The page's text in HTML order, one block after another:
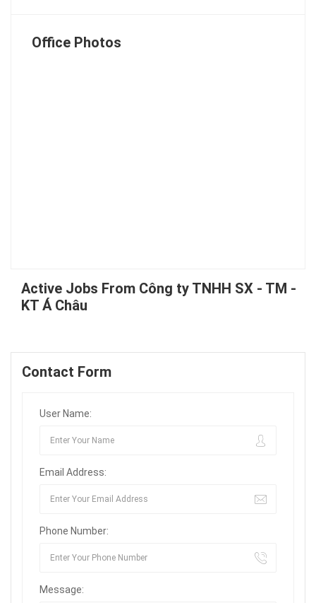
Office Photos
Active Jobs From Công ty TNHH SX - TM -
KT Á Châu
Contact Form
User Name:
Email Address:
Phone Number:
Message: